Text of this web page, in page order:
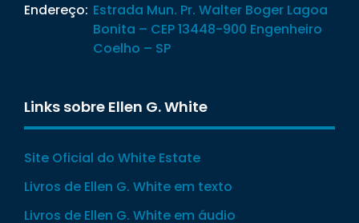
Endereço: Estrada Mun. Pr. Walter Boger Lagoa
Bonita – CEP 13448-900 Engenheiro
Coelho – SP
Links sobre Ellen G. White
Site Oficial do White Estate
Livros de Ellen G. White em texto
Livros de Ellen G. White em áudio